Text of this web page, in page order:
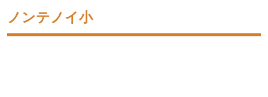
ノンテノイ小